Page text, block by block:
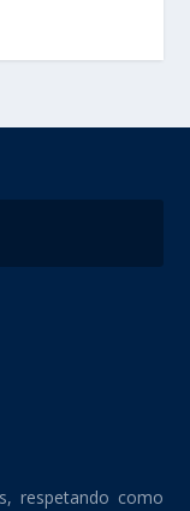
respetando como